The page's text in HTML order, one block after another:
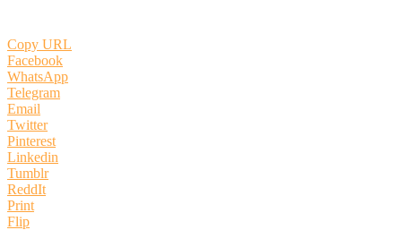
Copy URL
Facebook
WhatsApp
Telegram
Email
Twitter
Pinterest
Linkedin
Tumblr
ReddIt
Print
Flip